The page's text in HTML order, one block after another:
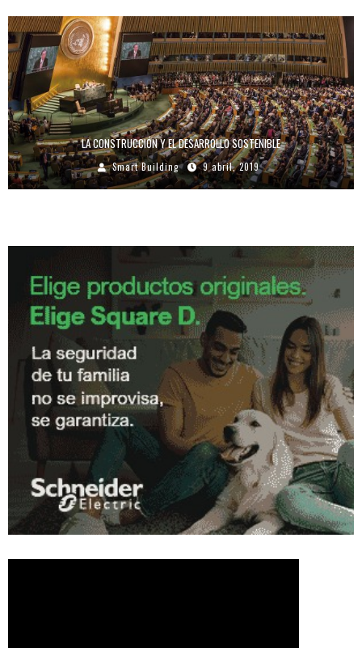
LA CONSTRUCCIÓN Y EL DESARROLLO SOSTENIBLE
Smart Building 9 abril, 2019